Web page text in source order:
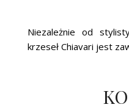
Niezależnie od
krzeseł Chiavari jest